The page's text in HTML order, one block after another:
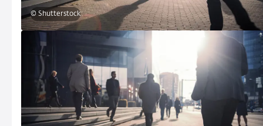
© Shutterstock